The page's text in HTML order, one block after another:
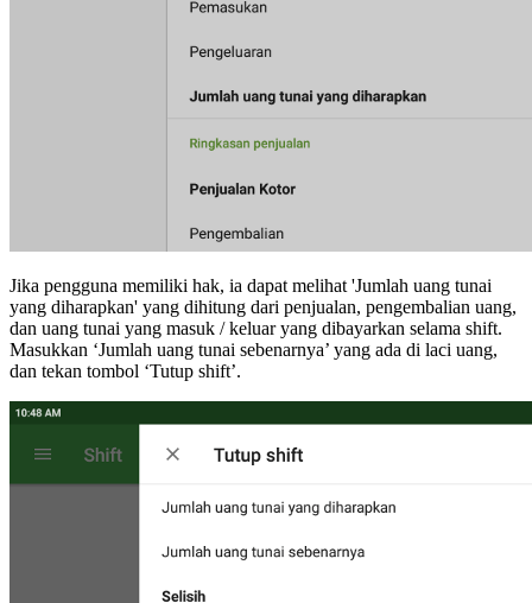
Jika pengguna memiliki hak, ia dapat melihat 'Jumlah uang tunai
yang diharapkan' yang dihitung dari penjualan, pengembalian uang,
dan uang tunai yang masuk / keluar yang dibayarkan selama shift.
Masukkan ‘Jumlah uang tunai sebenarnya’ yang ada di laci uang,
dan tekan tombol ‘Tutup shift’.